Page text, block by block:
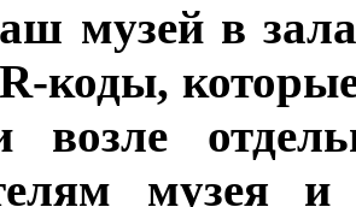
музей в
коды,
возле
музея и